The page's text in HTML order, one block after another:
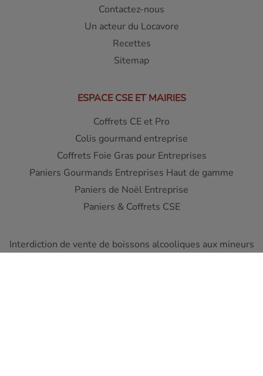
Contactez-nous
Un acteur du Locavore
Recettes
Sitemap
ESPACE CSE ET MAIRIES
Coffrets CE et Pro
Colis gourmand entreprise
Coffrets Foie Gras pour Entreprises
Paniers Gourmands Entreprises Haut de gamme
Paniers de Noël Entreprise
Paniers & Coffrets CSE
Interdiction de vente de boissons alcooliques aux mineurs